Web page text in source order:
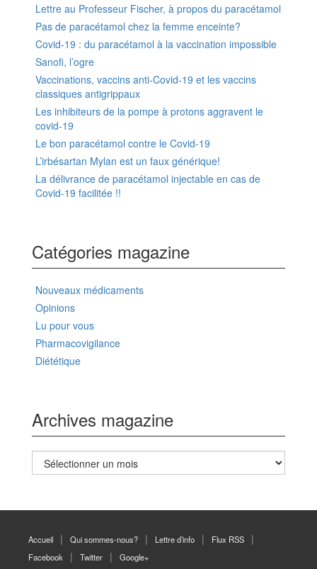
Lettre au Professeur Fischer, à propos du paracétamol
Pas de paracétamol chez la femme enceinte?
Covid-19 : du paracétamol à la vaccination impossible
Sanofi, l’ogre
Vaccinations, vaccins anti-Covid-19 et les vaccins
classiques antigrippaux
Les inhibiteurs de la pompe à protons aggravent le
covid-19
Le bon paracétamol contre le Covid-19
L’irbésartan Mylan est un faux générique!
La délivrance de paracétamol injectable en cas de
Covid-19 facilitée !!
Catégories magazine
Nouveaux médicaments
Opinions
Lu pour vous
Pharmacovigilance
Diététique
Archives magazine
Archives
magazine
Accueil Qui sommes-nous? Lettre d’info
Flux RSS
Facebook
Twitter Google+